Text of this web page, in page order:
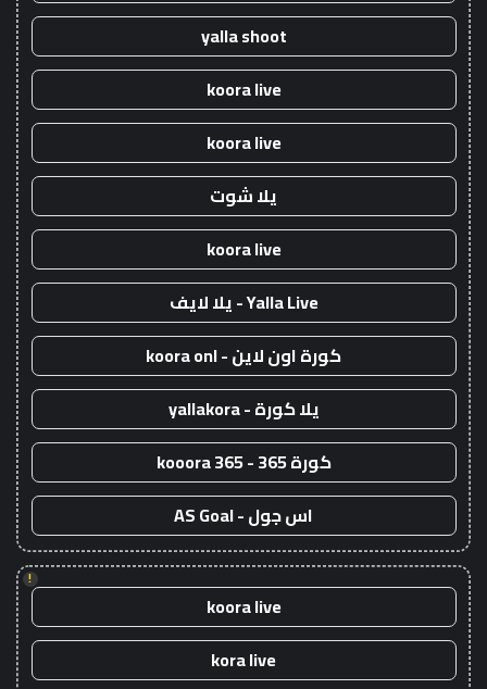
yalla shoot
koora live
koora live
يلا شوت
koora live
Yalla Live - يلا لايف
كورة اون لاين - koora onl
يلا كورة - yallakora
كورة 365 - kooora 365
اس جول - AS Goal
!
koora live
kora live